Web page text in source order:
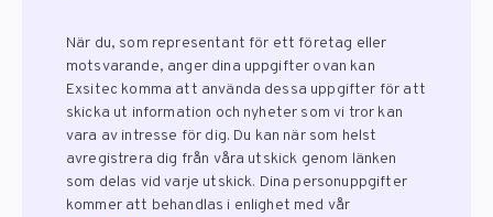
När du, som representant för ett företag eller
motsvarande, anger dina uppgifter ovan kan
Exsitec komma att använda dessa uppgifter för att
skicka ut information och nyheter som vi tror kan
vara av intresse för dig. Du kan när som helst
avregistrera dig från våra utskick genom länken
som delas vid varje utskick. Dina personuppgifter
kommer att behandlas i enlighet med vår